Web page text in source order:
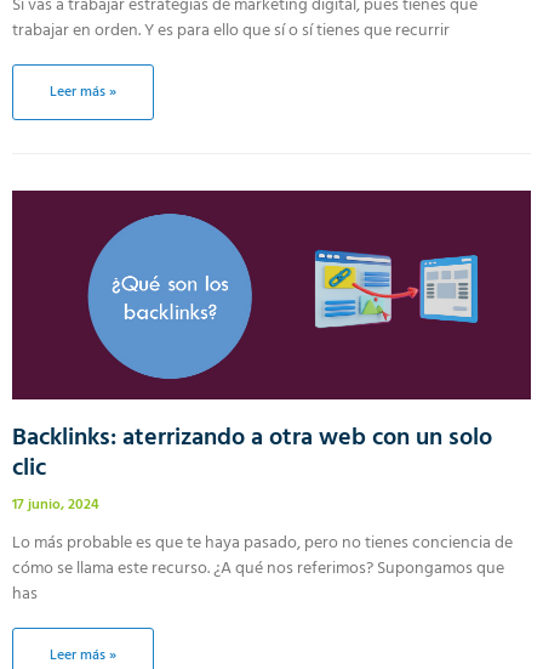
Si vas a trabajar estrategias de marketing digital, pues tienes que
trabajar en orden. Y es para ello que sí o sí tienes que recurrir
Leer más »
Backlinks: aterrizando a otra web con un solo
clic
17 junio, 2024
Lo más probable es que te haya pasado, pero no tienes conciencia de
cómo se llama este recurso. ¿A qué nos referimos? Supongamos que
has
Leer más »